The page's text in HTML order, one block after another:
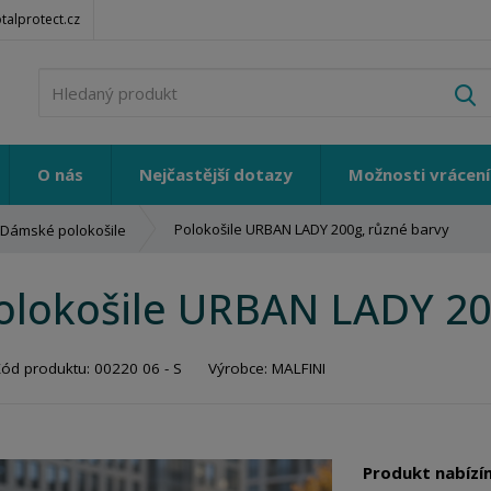
O nás Nejčastější dotazy Možnosti vrácení
Dámské polokošile Polokošile URBAN LADY 200g, různé barvy
URBAN LADY
produktu: 00220 06 - S Výrobce: MALFINI
Produkt